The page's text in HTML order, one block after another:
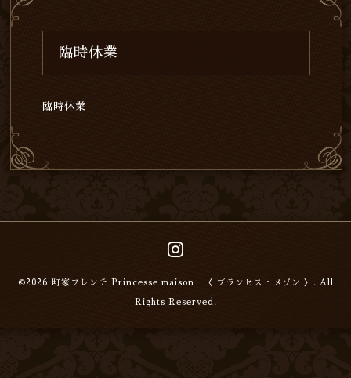
臨時休業
臨時休業
©2026 町家フレンチ Princesse maison 〈 プランセス・メゾン 〉 . All
Rights Reserved.